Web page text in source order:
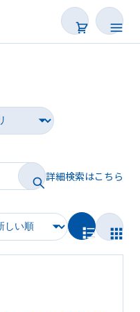
詳細検索はこちら